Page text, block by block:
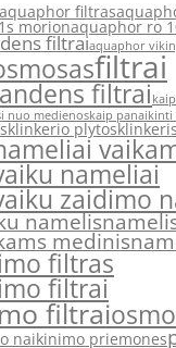
aquaphor filtras
morionaquaphor ro
filtraiaquaphor
filtrai
filtrai
nuo medienoskaip
klinkerio plytos
nameliai
zaidimo
namelis
medinis
filtras
filtrai
filtrai
naikinimo priemones